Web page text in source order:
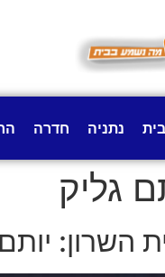
נתניה חדרה
גליק
השרון: